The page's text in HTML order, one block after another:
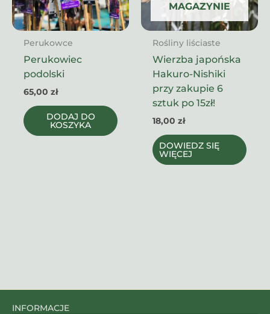
Perukowce
Perukowiec
podolski
65,00zł
DODAJ DO
KOSZYKA
MAGAZYNIE
Rośliny liściaste
Wierzba japońska
Hakuro-Nishiki
przy zakupie 6
sztuk po 15zł!
18,00zł
DOWIEDZ SIĘ
WIĘCEJ
INFORMACJE